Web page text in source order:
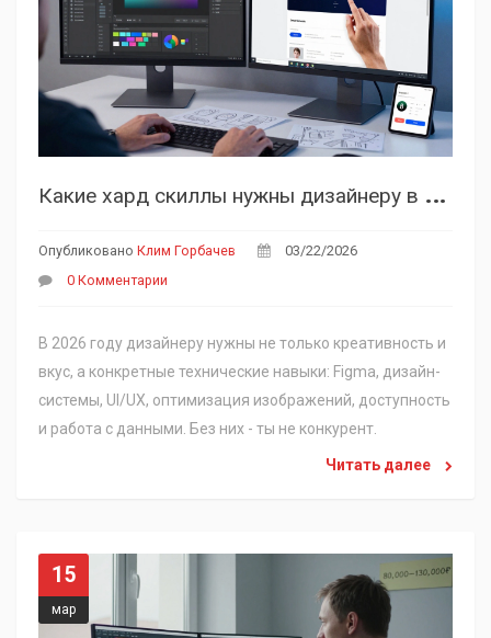
К
акие хард скиллы нужны дизайнеру в 2026 году
Опубликовано Клим Горбачев
03/22/2026
0 Комментарии
В 2026 году дизайнеру нужны не только креативность и
вкус, а конкретные технические навыки: Figma, дизайн-
системы, UI/UX, оптимизация изображений, доступность
и работа с данными. Без них - ты не конкурент.
Читать далее
15
мар